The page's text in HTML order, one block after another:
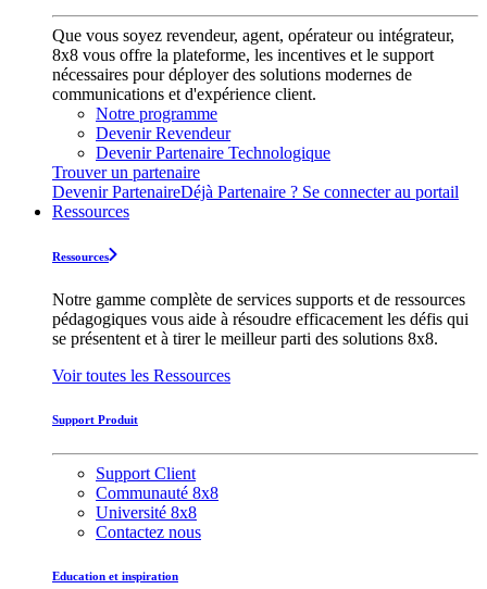
Que vous soyez revendeur, agent, opérateur ou intégrateur,
8x8 vous offre la plateforme, les incentives et le support
nécessaires pour déployer des solutions modernes de
communications et d'expérience client.
Notre programme
Devenir Revendeur
Devenir Partenaire Technologique
Trouver un partenaire
Devenir PartenaireDéjà Partenaire ? Se connecter au portail
Ressources
Ressources
Notre gamme complète de services supports et de ressources
pédagogiques vous aide à résoudre efficacement les défis qui
se présentent et à tirer le meilleur parti des solutions 8x8.
Voir toutes les Ressources
Support Produit
Support Client
Communauté 8x8
Université 8x8
Contactez nous
Education et inspiration